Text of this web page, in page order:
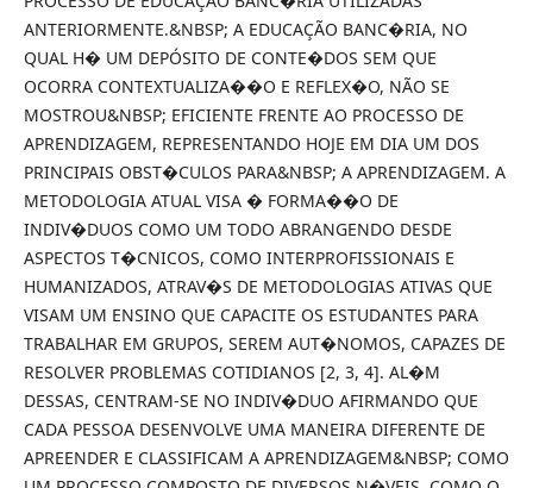
ANTERIORMENTE.&NBSP; A EDUCAÇÃO BANC�RIA, NO
QUAL H� UM DEPÓSITO DE CONTE�DOS SEM QUE
OCORRA CONTEXTUALIZA��O E REFLEX�O, NÃO SE
MOSTROU&NBSP; EFICIENTE FRENTE AO PROCESSO DE
APRENDIZAGEM, REPRESENTANDO HOJE EM DIA UM DOS
PRINCIPAIS OBST�CULOS PARA&NBSP; A APRENDIZAGEM. A
METODOLOGIA ATUAL VISA � FORMA��O DE
INDIV�DUOS COMO UM TODO ABRANGENDO DESDE
ASPECTOS T�CNICOS, COMO INTERPROFISSIONAIS E
HUMANIZADOS, ATRAV�S DE METODOLOGIAS ATIVAS QUE
VISAM UM ENSINO QUE CAPACITE OS ESTUDANTES PARA
TRABALHAR EM GRUPOS, SEREM AUT�NOMOS, CAPAZES DE
RESOLVER PROBLEMAS COTIDIANOS [2, 3, 4]. AL�M
DESSAS, CENTRAM-SE NO INDIV�DUO AFIRMANDO QUE
CADA PESSOA DESENVOLVE UMA MANEIRA DIFERENTE DE
APREENDER E CLASSIFICAM A APRENDIZAGEM&NBSP; COMO